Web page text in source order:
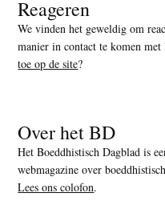
Reageren
We vinden het geweldig om
manier in contact te komen
toe op de site?
Over het BD
Het Boeddhistisch Dagblad is
webmagazine over
Lees ons colofon.